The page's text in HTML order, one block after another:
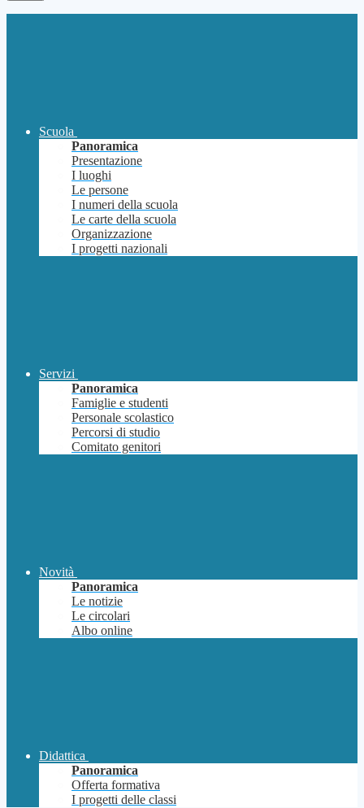
Scuola
Panoramica
Presentazione
I luoghi
Le persone
I numeri della scuola
Le carte della scuola
Organizzazione
I progetti nazionali
Servizi
Panoramica
Famiglie e studenti
Personale scolastico
Percorsi di studio
Comitato genitori
Novità
Panoramica
Le notizie
Le circolari
Albo online
Didattica
Panoramica
Offerta formativa
I progetti delle classi